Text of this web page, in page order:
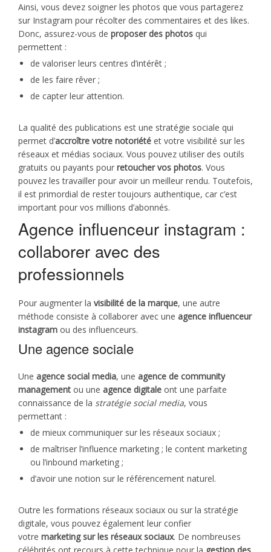
Ainsi, vous devez soigner les photos que vous partagerez
sur Instagram pour récolter des commentaires et des likes.
Donc, assurez-vous de proposer des photos qui
permettent :
de valoriser leurs centres d’intérêt ;
de les faire rêver ;
de capter leur attention.
La qualité des publications est une stratégie sociale qui
permet d’accroître votre notoriété et votre visibilité sur les
réseaux et médias sociaux. Vous pouvez utiliser des outils
gratuits ou payants pour retoucher vos photos. Vous
pouvez les travailler pour avoir un meilleur rendu. Toutefois,
il est primordial de rester toujours authentique, car c’est
important pour vos millions d’abonnés.
Agence influenceur instagram :
collaborer avec des
professionnels
Pour augmenter la visibilité de la marque, une autre
méthode consiste à collaborer avec une agence influenceur
instagram ou des influenceurs.
Une agence sociale
Une agence social media, une agence de community
management ou une agence digitale ont une parfaite
connaissance de la stratégie social media, vous
permettant :
de mieux communiquer sur les réseaux sociaux ;
de maîtriser l’influence marketing ; le content marketing
ou l’inbound marketing ;
d’avoir une notion sur le référencement naturel.
Outre les formations réseaux sociaux ou sur la stratégie
digitale, vous pouvez également leur confier
votre marketing sur les réseaux sociaux. De nombreuses